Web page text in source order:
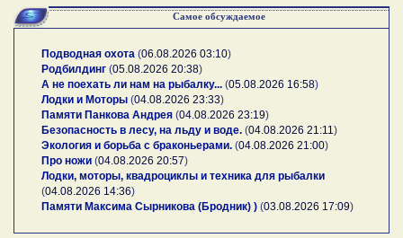
Самое обсуждаемое
Подводная охота (06.08.2026 03:10)
Родбилдинг (05.08.2026 20:38)
А не поехать ли нам на рыбалку... (05.08.2026 16:58)
Лодки и Моторы (04.08.2026 23:33)
Памяти Панкова Андрея (04.08.2026 23:19)
Безопасность в лесу, на льду и воде. (04.08.2026 21:11 )
Экология и борьба с браконьерами. (04.08.2026 21:00)
Про ножи (04.08.2026 20:57)
Лодки, моторы, квадроциклы и техника для рыбалки
(04.08.2026 14:36)
Памяти Максима Сырникова (Бродник) ) (03.08.2026 17:09)